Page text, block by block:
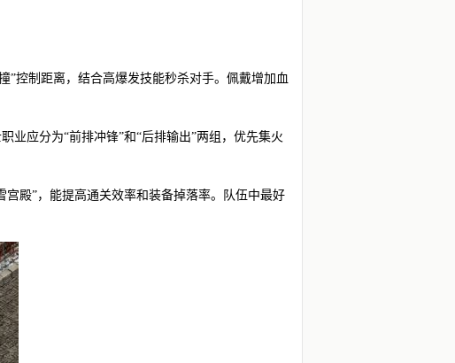
”控制距离，结合高爆发技能秒杀对手。佩戴增加血
业应分为“前排冲锋”和“后排输出”两组，优先集火
殿”，能提高通关效率和装备掉落率。队伍中最好